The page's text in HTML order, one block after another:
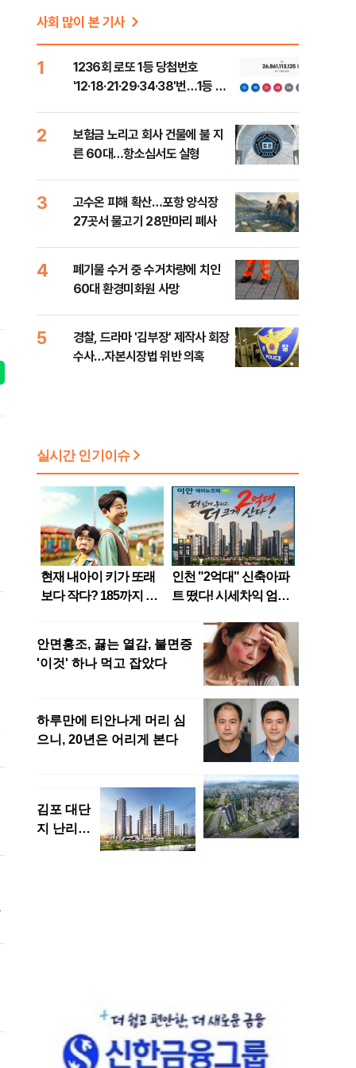
사회 많이 본 기사
1
1236회 로또 1등 당첨번호
'12·18·21·29·34·38'번…1등 당
2
보험금 노리고 회사 건물에 불 지
른 60대…항소심서도 실형
3
고수온 피해 확산…포항 양식장
27곳서 물고기 28만마리 폐사
4
폐기물 수거 중 수거차량에 치인
60대 환경미화원 사망
5
경찰, 드라마 '김부장' 제작사 회장
수사…자본시장법 위반 의혹